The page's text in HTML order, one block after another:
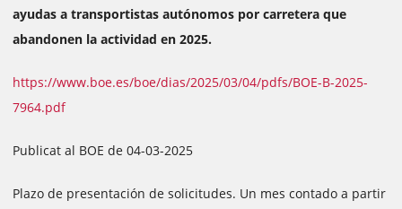
ayudas a transportistas autónomos por carretera que
abandonen la actividad en 2025.
https://www.boe.es/boe/dias/2025/03/04/pdfs/BOE-B-2025-
7964.pdf
Publicat al BOE de 04-03-2025
Plazo de presentación de solicitudes. Un mes contado a partir